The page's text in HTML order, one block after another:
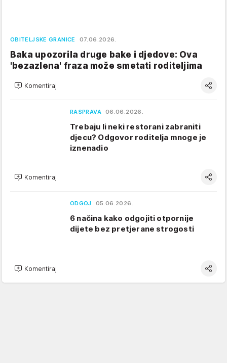
OBITELJSKE GRANICE 07.06.2026.
Baka upozorila druge bake i djedove: Ova
'bezazlena' fraza može smetati roditeljima
Komentiraj
RASPRAVA 06.06.2026.
Trebaju li neki restorani zabraniti
djecu? Odgovor roditelja mnoge je
iznenadio
Komentiraj
ODGOJ 05.06.2026.
6 načina kako odgojiti otpornije
dijete bez pretjerane strogosti
Komentiraj